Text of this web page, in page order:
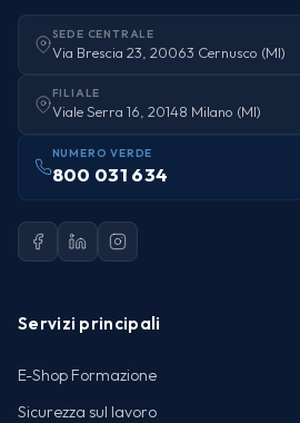
SEDE CENTRALE
Via Brescia 23, 20063 Cernusco (MI)
FILIALE
Viale Serra 16, 20148 Milano (MI)
NUMERO VERDE
800 031 634
Servizi principali
E-Shop Formazione
Sicurezza sul lavoro